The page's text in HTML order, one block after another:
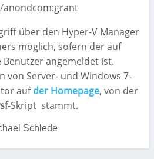
anondcom:grant
über den Hyper-V Manager
möglich, sofern der auf
angemeldet ist.
von Server- und Windows 7-
aufder Homepage, von der
-Skript stammt.
Schlede